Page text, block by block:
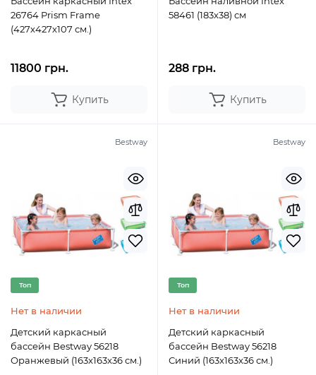
26764 Prism Frame
(427х427х107 см.)
11800 грн.
Купить
58461 (183х38) см
288 грн.
Купить
Bestway
Топ
Нет в наличии
Детский каркасный
бассейн Bestway 56218
Оранжевый (163x163x36 см.)
Bestway
Топ
Нет в наличии
Детский каркасный
бассейн Bestway 56218
Синий (163x163x36 см.)